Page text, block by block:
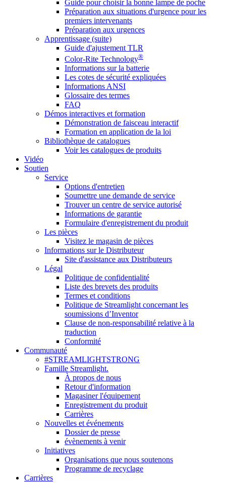
Guide pour choisir la bonne lampe de poche
Préparation aux situations d'urgence pour les
premiers intervenants
Préparation aux urgences
Apprentissage (suite)
Guide d'ajustement TLR
Color-Rite Technology®
Informations sur la batterie
Les cotes de sécurité expliquées
Informations ANSI
Glossaire des termes
FAQ
Démos interactives et formation
Démonstration de faisceau interactif
Formation en application de la loi
Bibliothèque de catalogues
Voir les catalogues de produits
Vidéo
Soutien
Service
Options d'entretien
Soumettre une demande de service
Trouver un centre de service autorisé
Informations de garantie
Formulaire d'enregistrement du produit
Les pièces
Visitez le magasin de pièces
Informations sur le Distributeur
Site d'assistance aux Distributeurs
Légal
Politique de confidentialité
Liste des brevets des produits
Termes et conditions
Politique de Streamlight concernant les
soumissions d’Inventor
Clause de non-responsabilité relative à la
traduction
Conformité
Communauté
#STREAMLIGHTSTRONG
Famille Streamlight.
À propos de nous
Retour d'information
Magasiner l'équipement
Enregistrement du produit
Carrières
Nouvelles et événements
Dossier de presse
évènements à venir
Initiatives
Organisations que nous soutenons
Programme de recyclage
Carrières